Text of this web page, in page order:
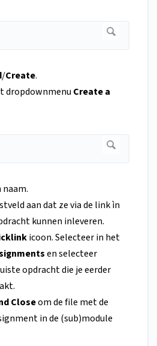
/Create.
dropdownmenu Create a
naam.
aan dat ze via de link ìn
kunnen inleveren.
icoon. Selecteer in het
en selecteer
opdracht die je eerder
Closeom de file met de
in de (sub)module